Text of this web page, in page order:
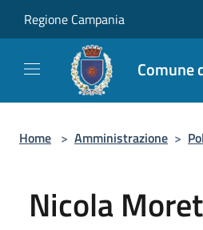
Regione Campania
Comune
Home > Amministrazione >
Nicola